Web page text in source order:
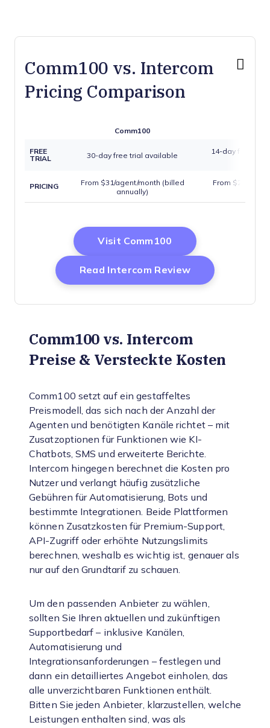
Comm100 vs. Intercom
Pricing Comparison
Comm100
FREE
TRIAL
30-day free trial available
14-day free trial
PRICING
From $31/agent/month (billed
annually)
From $29/user/
Visit Comm100 Opens New
Read Intercom ReviewOpens New
Comm100 vs. Intercom
Preise & Versteckte Kosten
Comm100 setzt auf ein gestaffeltes
Preismodell, das sich nach der Anzahl der
Agenten und benötigten Kanäle richtet – mit
Zusatzoptionen für Funktionen wie KI-
Chatbots, SMS und erweiterte Berichte.
Intercom hingegen berechnet die Kosten pro
Nutzer und verlangt häufig zusätzliche
Gebühren für Automatisierung, Bots und
bestimmte Integrationen. Beide Plattformen
können Zusatzkosten für Premium-Support,
API-Zugriff oder erhöhte Nutzungslimits
berechnen, weshalb es wichtig ist, genauer als
nur auf den Grundtarif zu schauen.
Um den passenden Anbieter zu wählen,
sollten Sie Ihren aktuellen und zukünftigen
Supportbedarf – inklusive Kanälen,
Automatisierung und
Integrationsanforderungen – festlegen und
dann ein detailliertes Angebot einholen, das
alle unverzichtbaren Funktionen enthält.
Bitten Sie jeden Anbieter, klarzustellen, welche
Leistungen enthalten sind, was als